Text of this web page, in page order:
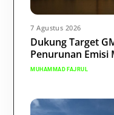
7 Agustus 2026
Dukung Target
Penurunan Emisi
MUHAMMAD FAJRUL